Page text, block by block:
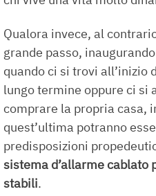
Qualora invece, al
grande passo,
quando ci si trovi all’inizio
lungo termine oppure ci si
comprare la propria casa,
quest’ultima potranno
predisposizioni
sistema d’allarmecablato
stabili.